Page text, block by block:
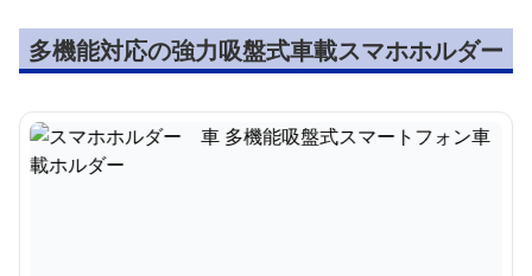
多機能対応の強力吸盤式車載スマホホルダー